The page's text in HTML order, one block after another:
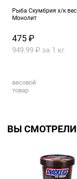
Рыба Скумбрия х/к вес
Монолит
475 ₽
949.99 ₽ за 1 кг
весовой
товар
ВЫ СМОТРЕЛИ